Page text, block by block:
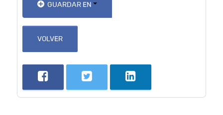
GUARDAR EN
VOLVER